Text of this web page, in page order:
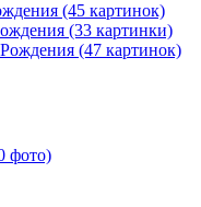
(45 картинок)
(33 картинки)
(47 картинок)
фото)